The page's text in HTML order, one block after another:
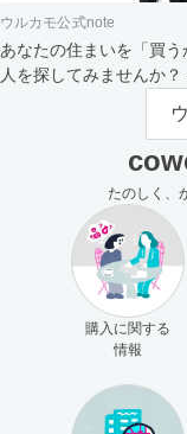
ウルカモ公式note
あなたの住まいを「買う
人を探してみませんか？
たのしく、
購入に関する
情報